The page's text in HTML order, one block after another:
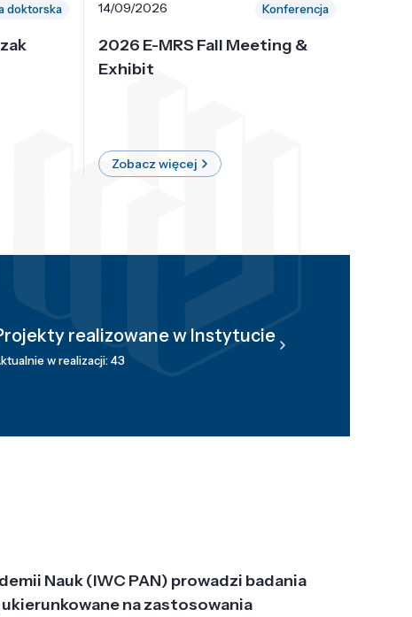
doktorska 14/09/2026 Konferencja
2026 E-MRS Fall Meeting &
Exhibit
Zobacz więcej
realizowane w Instytucie
w realizacji: 43
Nauk (IWC PAN) prowadzi badania
na zastosowania